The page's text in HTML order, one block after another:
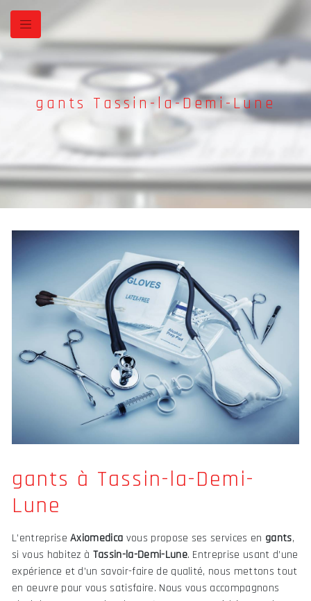
Panneau de gestion des cookies
gants Tassin-la-Demi-Lune
gants à Tassin-la-Demi-
Lune
L’entrepriseAxiomedica vous propose ses services en gants,
si vous habitez à Tassin-la-Demi-Lune. Entreprise usant d’une
expérience et d’un savoir-faire de qualité, nous mettons tout
en oeuvre pour vous satisfaire. Nous vous accompagnons